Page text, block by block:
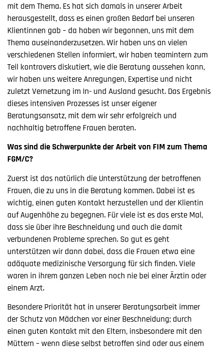
mit dem Thema. Es hat sich damals in unserer Arbeit
herausgestellt, dass es einen großen Bedarf bei unseren
Klientinnen gab – da haben wir begonnen, uns mit dem
Thema auseinanderzusetzen. Wir haben uns an vielen
verschiedenen Stellen informiert, wir haben teamintern zum
Teil kontrovers diskutiert, wie die Beratung aussehen kann,
wir haben uns weitere Anregungen, Expertise und nicht
zuletzt Vernetzung im In- und Ausland gesucht. Das Ergebnis
dieses intensiven Prozesses ist unser eigener
Beratungsansatz, mit dem wir sehr erfolgreich und
nachhaltig betroffene Frauen beraten.
Was sind die Schwerpunkte der Arbeit von FIM zum Thema
FGM/C?
Zuerst ist das natürlich die Unterstützung der betroffenen
Frauen, die zu uns in die Beratung kommen. Dabei ist es
wichtig, einen guten Kontakt herzustellen und der Klientin
auf Augenhöhe zu begegnen. Für viele ist es das erste Mal,
dass sie über ihre Beschneidung und auch die damit
verbundenen Probleme sprechen. So gut es geht
unterstützen wir dann dabei, dass die Frauen etwa eine
adäquate medizinische Versorgung für sich finden. Viele
waren in ihrem ganzen Leben noch nie bei einer Ärztin oder
einem Arzt.
Besondere Priorität hat in unserer Beratungsarbeit immer
der Schutz von Mädchen vor einer Beschneidung; durch
einen guten Kontakt mit den Eltern, insbesondere mit den
Müttern – wenn diese selbst betroffen sind oder aus einem